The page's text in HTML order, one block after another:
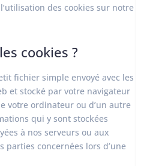
des cookies sur notre
cookies ?
fichier simple envoyé avec les
et stocké par votre navigateur
votre ordinateur ou d’un autre
qui y sont stockées
à nos serveurs ou aux
parties concernées lors d’une